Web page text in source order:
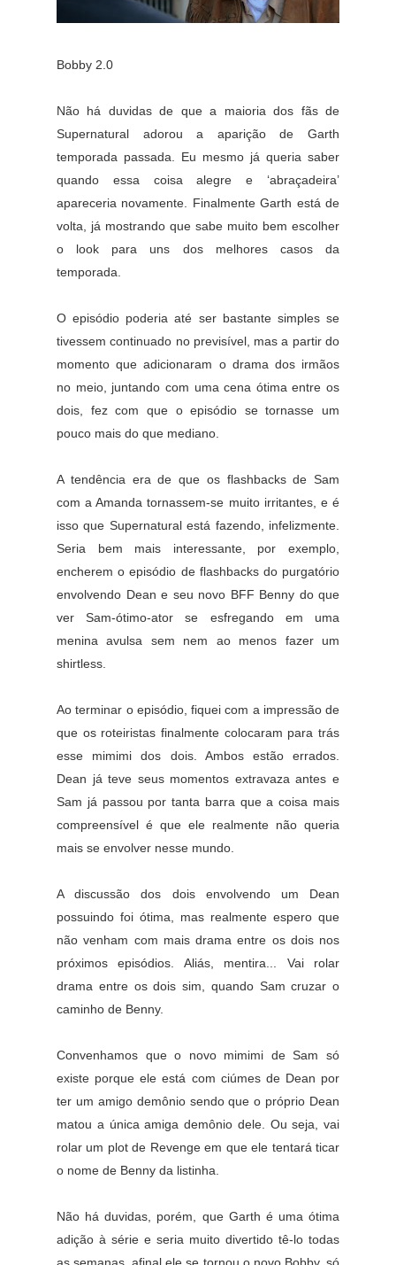
Bobby 2.0
Não há duvidas de que a maioria dos fãs de
Supernatural adorou a aparição de Garth
temporada passada. Eu mesmo já queria saber
quando essa coisa alegre e ‘abraçadeira’
apareceria novamente. Finalmente Garth está de
volta, já mostrando que sabe muito bem escolher
o look para uns dos melhores casos da
temporada.
O episódio poderia até ser bastante simples se
tivessem continuado no previsível, mas a partir do
momento que adicionaram o drama dos irmãos
no meio, juntando com uma cena ótima entre os
dois, fez com que o episódio se tornasse um
pouco mais do que mediano.
A tendência era de que os flashbacks de Sam
com a Amanda tornassem-se muito irritantes, e é
isso que Supernatural está fazendo, infelizmente.
Seria bem mais interessante, por exemplo,
encherem o episódio de flashbacks do purgatório
envolvendo Dean e seu novo BFF Benny do que
ver Sam-ótimo-ator se esfregando em uma
menina avulsa sem nem ao menos fazer um
shirtless.
Ao terminar o episódio, fiquei com a impressão de
que os roteiristas finalmente colocaram para trás
esse mimimi dos dois. Ambos estão errados.
Dean já teve seus momentos extravaza antes e
Sam já passou por tanta barra que a coisa mais
compreensível é que ele realmente não queria
mais se envolver nesse mundo.
A discussão dos dois envolvendo um Dean
possuindo foi ótima, mas realmente espero que
não venham com mais drama entre os dois nos
próximos episódios. Aliás, mentira... Vai rolar
drama entre os dois sim, quando Sam cruzar o
caminho de Benny.
Convenhamos que o novo mimimi de Sam só
existe porque ele está com ciúmes de Dean por
ter um amigo demônio sendo que o próprio Dean
matou a única amiga demônio dele. Ou seja, vai
rolar um plot de Revenge em que ele tentará ticar
o nome de Benny da listinha.
Não há duvidas, porém, que Garth é uma ótima
adição à série e seria muito divertido tê-lo todas
as semanas, afinal ele se tornou o novo Bobby, só